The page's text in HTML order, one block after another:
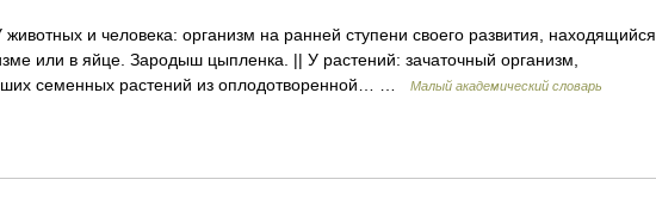
и человека: организм на ранней ступени своего развития, находящийся
или в яйце. Зародыш цыпленка. || У растений: зачаточный организм,
семенных растений из оплодотворенной… …
Малый академический словарь